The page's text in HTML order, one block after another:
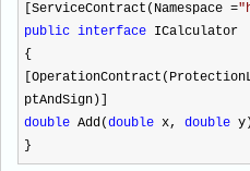
[ServiceContract(Namespace ="
public interface ICalculator
{
ptAndSign)]
double Add(double x, double
}